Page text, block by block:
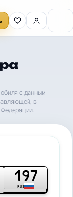
с данным
в
Федерации.
197
RUS